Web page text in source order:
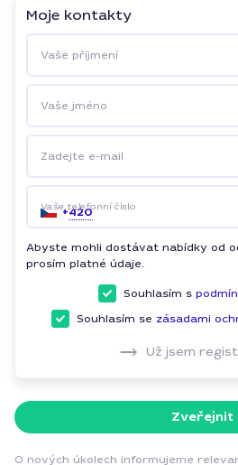
Moje kontakty
Vaše příjmení
Vaše jméno
Zadejte e-mail
Vaše telefonní číslo
+420
Abyste mohli dostávat nabídky od
prosím platné údaje.
Souhlasím s
Souhlasím se zásadami
Už jsem
Zveřejnit
O nových úkolech informujeme